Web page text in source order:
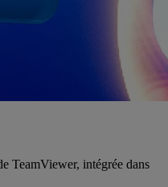
TeamViewer, intégrée dans